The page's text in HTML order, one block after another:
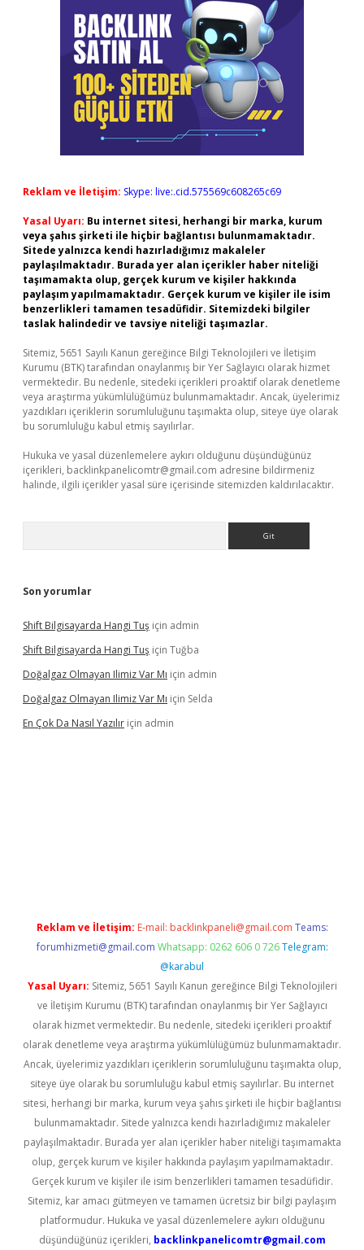
Reklam ve İletişim: Skype: live:.cid.575569c608265c69
Yasal Uyarı: Bu internet sitesi, herhangi bir marka, kurum
veya şahıs şirketi ile hiçbir bağlantısı bulunmamaktadır.
Sitede yalnızca kendi hazırladığımız makaleler
paylaşılmaktadır. Burada yer alan içerikler haber niteliği
taşımamakta olup, gerçek kurum ve kişiler hakkında
paylaşım yapılmamaktadır. Gerçek kurum ve kişiler ile isim
benzerlikleri tamamen tesadüfidir. Sitemizdeki bilgiler
taslak halindedir ve tavsiye niteliği taşımazlar.
Sitemiz, 5651 Sayılı Kanun gereğince Bilgi Teknolojileri ve İletişim
Kurumu (BTK) tarafından onaylanmış bir Yer Sağlayıcı olarak hizmet
vermektedir. Bu nedenle, sitedeki içerikleri proaktif olarak denetleme
veya araştırma yükümlülüğümüz bulunmamaktadır. Ancak, üyelerimiz
yazdıkları içeriklerin sorumluluğunu taşımakta olup, siteye üye olarak
bu sorumluluğu kabul etmiş sayılırlar.
Hukuka ve yasal düzenlemelere aykırı olduğunu düşündüğünüz
içerikleri, backlinkpanelicomtr@gmail.com adresine bildirmeniz
halinde, ilgili içerikler yasal süre içerisinde sitemizden kaldırılacaktır.
Son yorumlar
Shift Bilgisayarda Hangi Tuş için admin
Shift Bilgisayarda Hangi Tuş için Tuğba
Doğalgaz Olmayan Ilimiz Var Mı için admin
Doğalgaz Olmayan Ilimiz Var Mı için Selda
En Çok Da Nasıl Yazılır için admin
Reklam ve İletişim: E-mail: backlinkpaneli@gmail.com Teams:
forumhizmeti@gmail.com Whatsapp: 0262 606 0 726 Telegram:
@karabul
Yasal Uyarı: Sitemiz, 5651 Sayılı Kanun gereğince Bilgi Teknolojileri
ve İletişim Kurumu (BTK) tarafından onaylanmış bir Yer Sağlayıcı
olarak hizmet vermektedir. Bu nedenle, sitedeki içerikleri proaktif
olarak denetleme veya araştırma yükümlülüğümüz bulunmamaktadır.
Ancak, üyelerimiz yazdıkları içeriklerin sorumluluğunu taşımakta olup,
siteye üye olarak bu sorumluluğu kabul etmiş sayılırlar. Bu internet
sitesi, herhangi bir marka, kurum veya şahıs şirketi ile hiçbir bağlantısı
bulunmamaktadır. Sitede yalnızca kendi hazırladığımız makaleler
paylaşılmaktadır. Burada yer alan içerikler haber niteliği taşımamakta
olup, gerçek kurum ve kişiler hakkında paylaşım yapılmamaktadır.
Gerçek kurum ve kişiler ile isim benzerlikleri tamamen tesadüfidir.
Sitemiz, kar amacı gütmeyen ve tamamen ücretsiz bir bilgi paylaşım
platformudur. Hukuka ve yasal düzenlemelere aykırı olduğunu
düşündüğünüz içerikleri, backlinkpanelicomtr@gmail.com